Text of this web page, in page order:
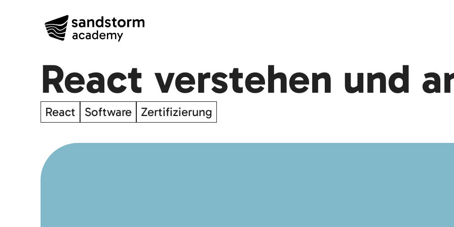
React verstehen und
React Software Zertifizierung